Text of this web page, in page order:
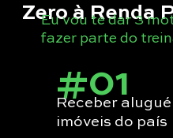
Zero à Renda
Eu vou te dar 3
fazer parte do
#01
Receber
imóveis do país